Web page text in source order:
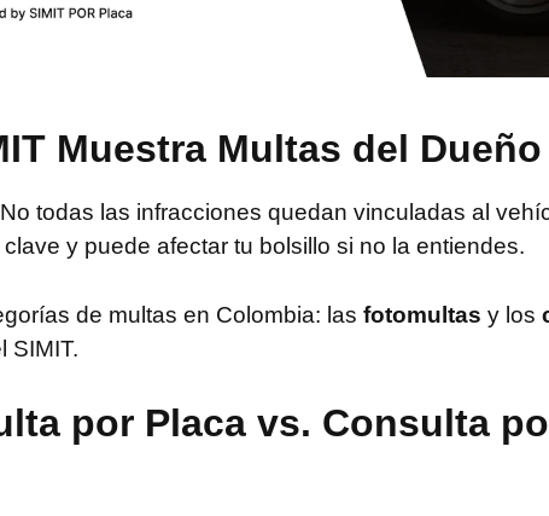
Muestra Multas del
No todas las infracciones quedan vinculadas al
y puede afectar tu bolsillo si no la entiendes.
de multas en Colombia: las fotomultas y los
SIMIT.
por Placa vs. Consulta